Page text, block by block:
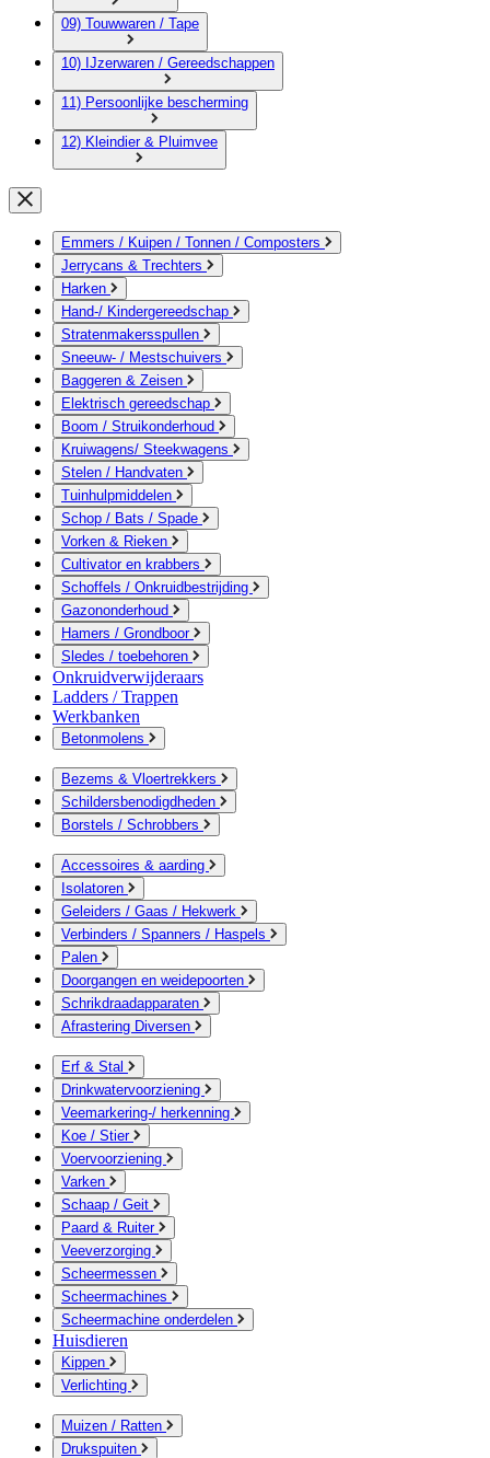
09) Touwwaren / Tape
10) IJzerwaren / Gereedschappen
11) Persoonlijke bescherming
12) Kleindier & Pluimvee
Emmers / Kuipen / Tonnen / Composters
Jerrycans & Trechters
Harken
Hand-/ Kindergereedschap
Stratenmakersspullen
Sneeuw- / Mestschuivers
Baggeren & Zeisen
Elektrisch gereedschap
Boom / Struikonderhoud
Kruiwagens/ Steekwagens
Stelen / Handvaten
Tuinhulpmiddelen
Schop / Bats / Spade
Vorken & Rieken
Cultivator en krabbers
Schoffels / Onkruidbestrijding
Gazononderhoud
Hamers / Grondboor
Sledes / toebehoren
Onkruidverwijderaars
Ladders / Trappen
Werkbanken
Betonmolens
Bezems & Vloertrekkers
Schildersbenodigdheden
Borstels / Schrobbers
Accessoires & aarding
Isolatoren
Geleiders / Gaas / Hekwerk
Verbinders / Spanners / Haspels
Palen
Doorgangen en weidepoorten
Schrikdraadapparaten
Afrastering Diversen
Erf & Stal
Drinkwatervoorziening
Veemarkering-/ herkenning
Koe / Stier
Voervoorziening
Varken
Schaap / Geit
Paard & Ruiter
Veeverzorging
Scheermessen
Scheermachines
Scheermachine onderdelen
Huisdieren
Kippen
Verlichting
Muizen / Ratten
Drukspuiten